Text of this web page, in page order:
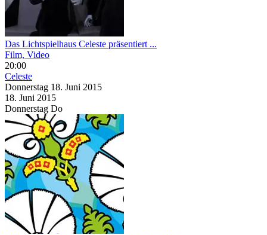
Das Lichtspielhaus Celeste präsentiert ...
Film, Video
20:00
Celeste
Donnerstag 18. Juni 2015
18. Juni 2015
Donnerstag Do